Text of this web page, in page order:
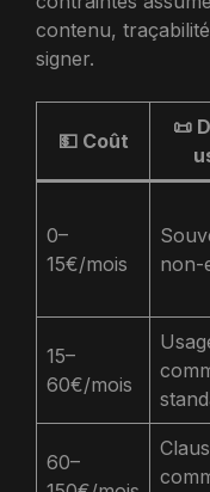
contenu,
signer.
💵 Coût
📜
0–
15€/mois
non-
15–
60€/mois
60–